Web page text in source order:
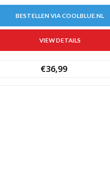
BESTELLEN VIA COOLBLUE.NL
VIEW DETAILS
€36,99